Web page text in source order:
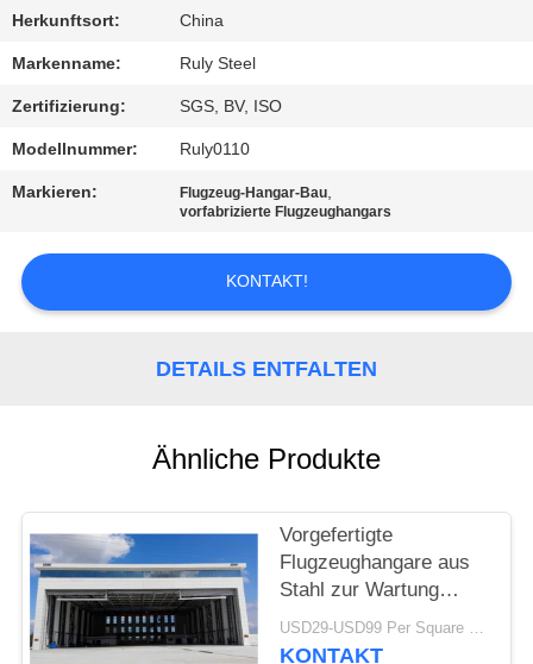
FABRIK-
AUSFLUG
QUALITÄTSKONTROLLE
TRETEN
SIE
MIT
NACHRICHTEN
STÖRUNGS-
LÖSUNG
Herkunftsort: China
Markenname: Ruly Steel
Zertifizierung: SGS, BV, ISO
Modellnummer: Ruly0110
Markieren: Flugzeug-Hangar-Bau,
vorfabrizierte Flugzeughangars
KONTAKT!
DETAILS ENTFALTEN
Ähnliche Produkte
Vorgefertigte
Flugzeughangare aus
Stahl zur Wartung
Q235B Q355B
USD29-USD99 Per Square Meter MOQ:500 Quadratmeter
KONTAKT